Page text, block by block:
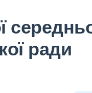
ради